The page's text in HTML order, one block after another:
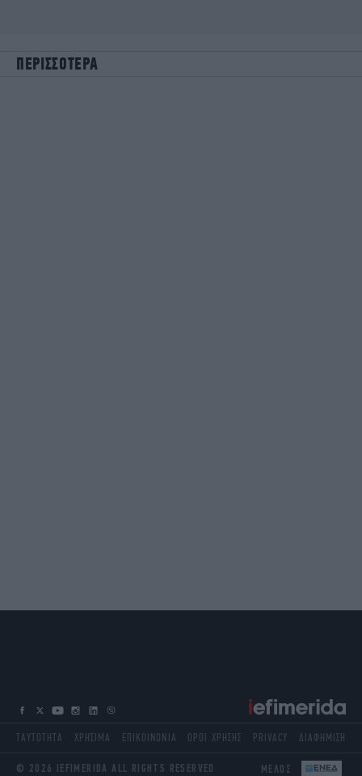
ΠΕΡΙΣΣΟΤΕΡΑ
© 2026 IEFIMERIDA ALL RIGHTS RESERVED ΜΕΛΟΣ
ΤΑΥΤΟΤΗΤΑ ΧΡΗΣΙΜΑ ΕΠΙΚΟΙΝΩΝΙΑ ΟΡΟΙ ΧΡΗΣΗΣ PRIVACY ΔΙΑΦΗΜΙΣΗ